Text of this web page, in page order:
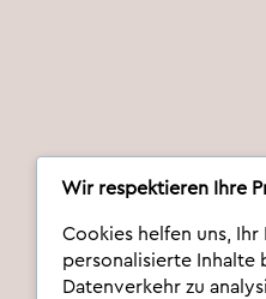
Wir respektieren Ihre
Cookies helfen uns, Ihr
personalisierte Inhalte
Datenverkehr zu